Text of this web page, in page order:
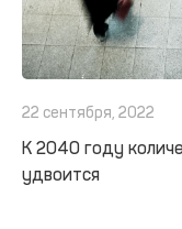
22 сентября, 2022
К 2040 году
удвоится